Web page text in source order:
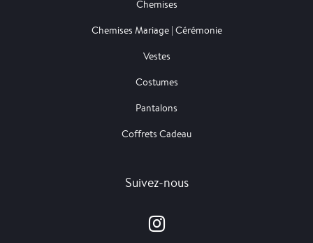
Chemises
Chemises Mariage | Cérémonie
Vestes
Costumes
Pantalons
Coffrets Cadeau
Suivez-nous